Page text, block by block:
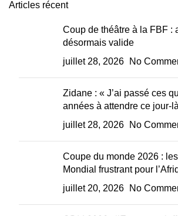
Articles récent
Coup de théâtre à la FBF :
désormais valide
juillet 28, 2026
No
Zidane : « J’ai passé ces
années à attendre ce jour-
juillet 28, 2026
No
Coupe du monde 2026 :
Mondial frustrant pour
juillet 20, 2026
No